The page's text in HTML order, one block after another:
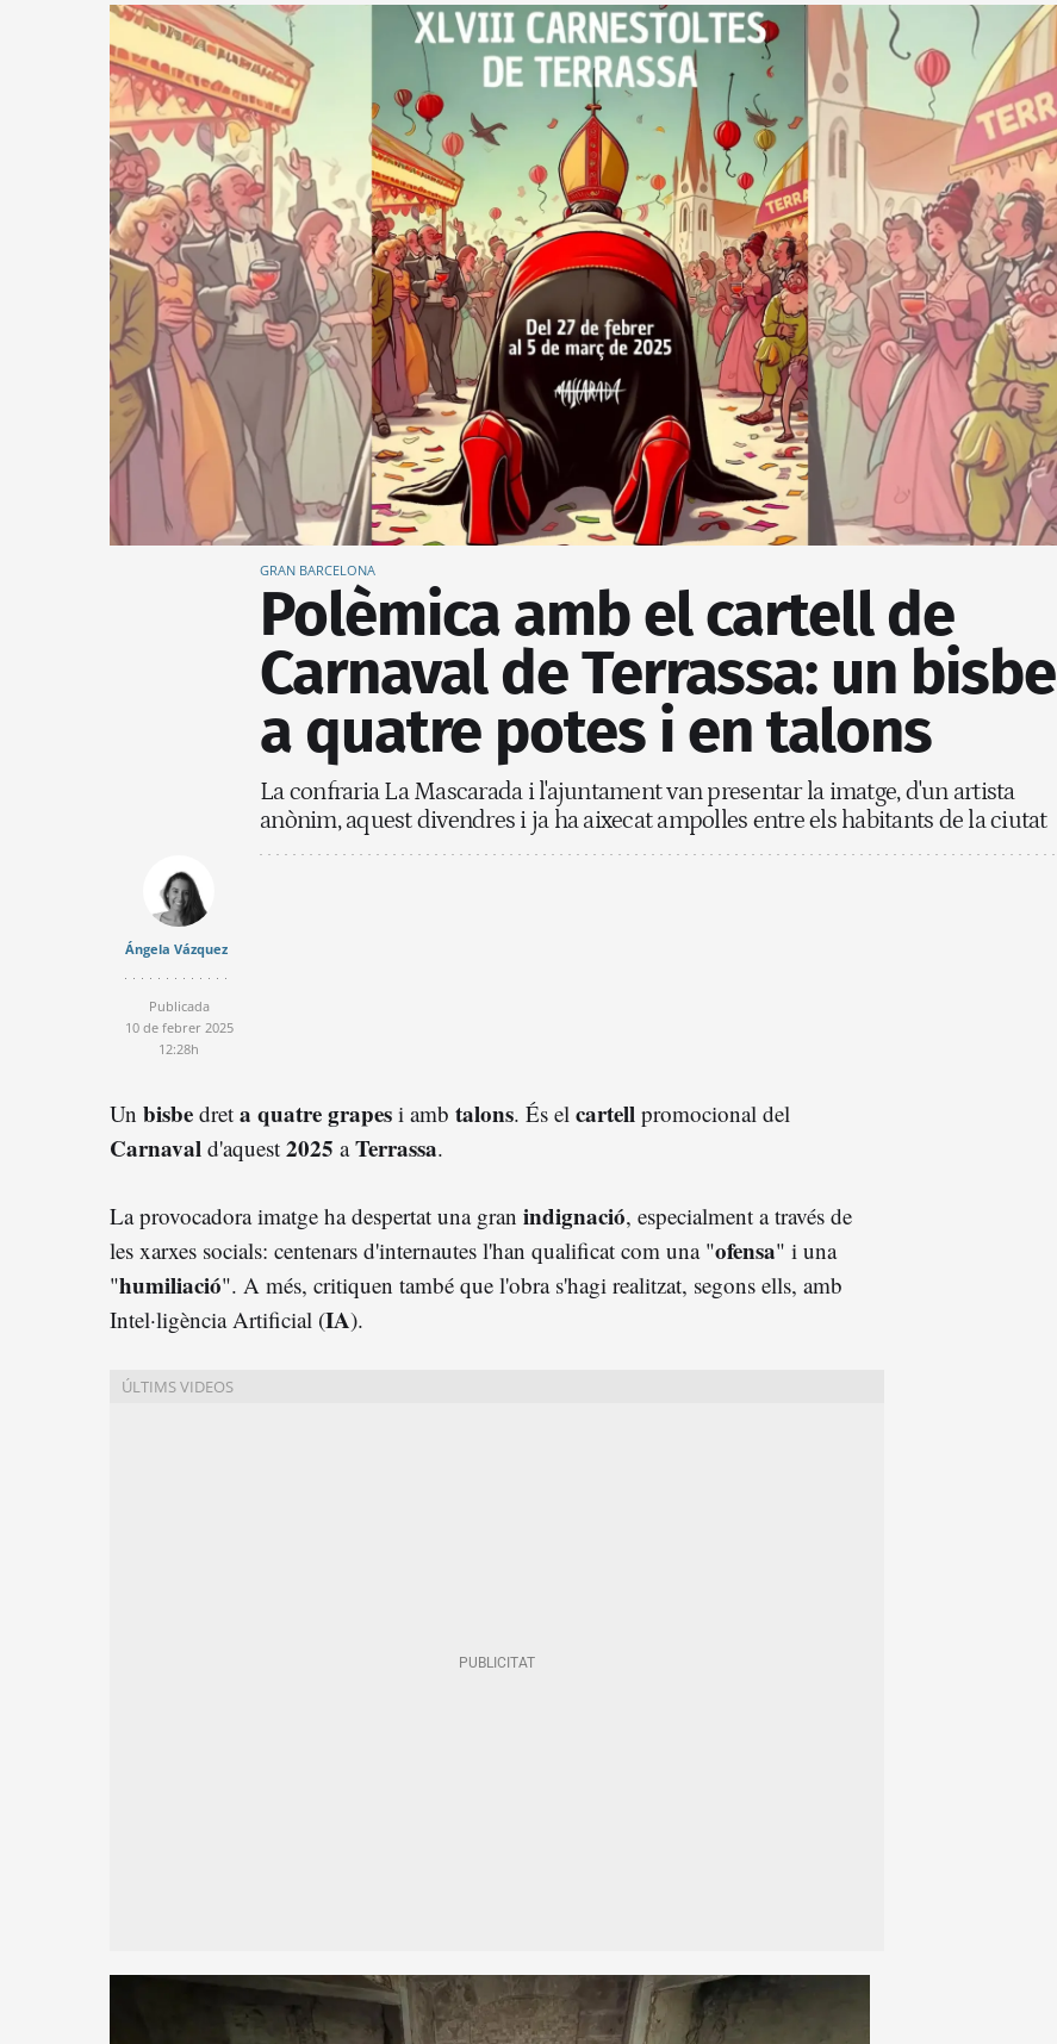
GRAN BARCELONA
Polèmica amb el cartell de
Carnaval de Terrassa: un bisbe
a quatre potes i en talons
La confraria La Mascarada i l'ajuntament van presentar la imatge, d'un artista
anònim, aquest divendres i ja ha aixecat ampolles entre els habitants de la ciutat
Ángela Vázquez
Publicada
10 de febrer 2025
12:28h
Un bisbe dret a quatre grapes i amb talons. És el cartell promocional del
Carnaval d'aquest 2025 aTerrassa.
La provocadora imatge ha despertat una gran indignació, especialment a través de
les xarxes socials: centenars d'internautes l'han qualificat com una "ofensa" i una
"humiliació". A més, critiquen també que l'obra s'hagi realitzat, segons ells, amb
Intel·ligència Artificial (IA).